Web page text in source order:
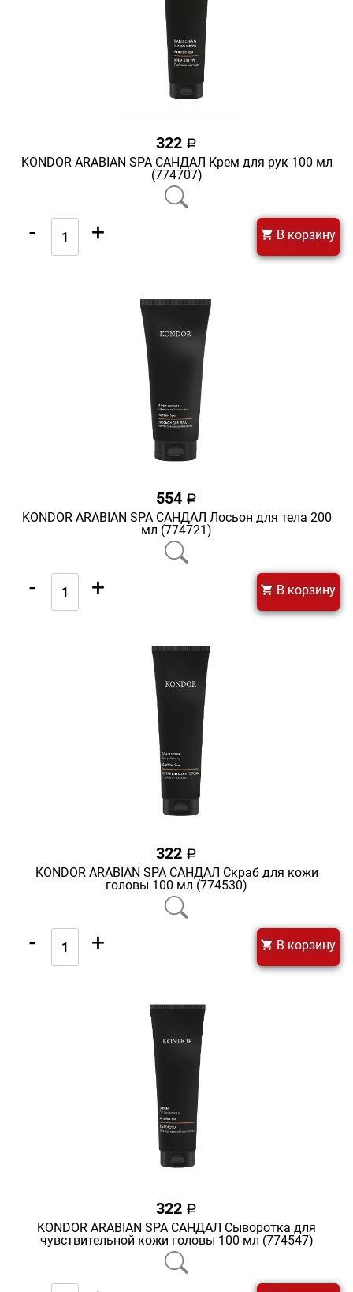
322 a
KONDOR ARABIAN SPA САНДАЛ Крем для рук 100 мл
(774707)
- + В корзину
554 a
KONDOR ARABIAN SPA САНДАЛ Лосьон для тела 200
мл (774721)
- + В корзину
322 a
KONDOR ARABIAN SPA САНДАЛ Скраб для кожи
головы 100 мл (774530)
- + В корзину
322 a
KONDOR ARABIAN SPA САНДАЛ Сыворотка для
чувствительной кожи головы 100 мл (774547)